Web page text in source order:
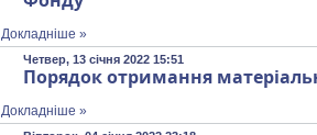
Докладніше »
Четвер, 13 січня 2022 15:51
Порядок отримання
Докладніше »